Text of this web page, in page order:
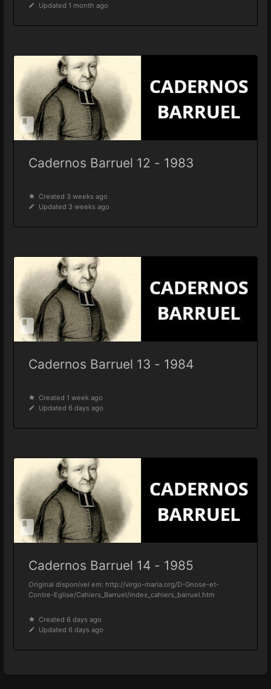
Updated 1 month ago
Cadernos Barruel 12 - 1983
Created 3 weeks ago
Updated 3 weeks ago
Cadernos Barruel 13 - 1984
Created 1 week ago
Updated 6 days ago
Cadernos Barruel 14 - 1985
Original disponível em: http://virgo-maria.org/D-Gnose-et-
Contre-Eglise/Cahiers_Barruel/index_cahiers_barruel.htm
Created 6 days ago
Updated 6 days ago